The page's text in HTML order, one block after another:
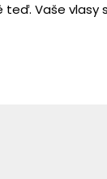
Vaše vlasy